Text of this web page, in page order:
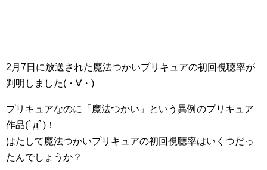
2月7日に放送された魔法つかいプリキュアの初回視聴率が
判明しました(・∀・)
プリキュアなのに「魔法つかい」という異例のプリキュア
作品(ﾟдﾟ)！
はたして魔法つかいプリキュアの初回視聴率はいくつだっ
たんでしょうか？